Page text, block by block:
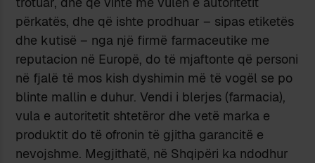
përkatës, dhe që ishte prodhuar – sipas etiketës
dhe kutisë – nga një firmë farmaceutike me
reputacion në Europë, do të mjaftonte që personi
në fjalë të mos kish dyshimin më të vogël se po
blinte mallin e duhur. Vendi i blerjes (farmacia),
vula e autoritetit shtetëror dhe vetë marka e
produktit do të ofronin të gjitha garancitë e
nevojshme. Megjithatë, në Shqipëri ka ndodhur